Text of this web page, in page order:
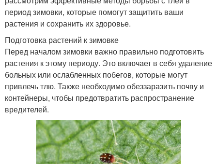
период зимовки, которые помогут защитить ваши
растения и сохранить их здоровье.
Подготовка растений к зимовке
Перед началом зимовки важно правильно подготовить
растения к этому периоду. Это включает в себя удаление
больных или ослабленных побегов, которые могут
привлечь тлю. Также необходимо обеззаразить почву и
контейнеры, чтобы предотвратить распространение
вредителей.